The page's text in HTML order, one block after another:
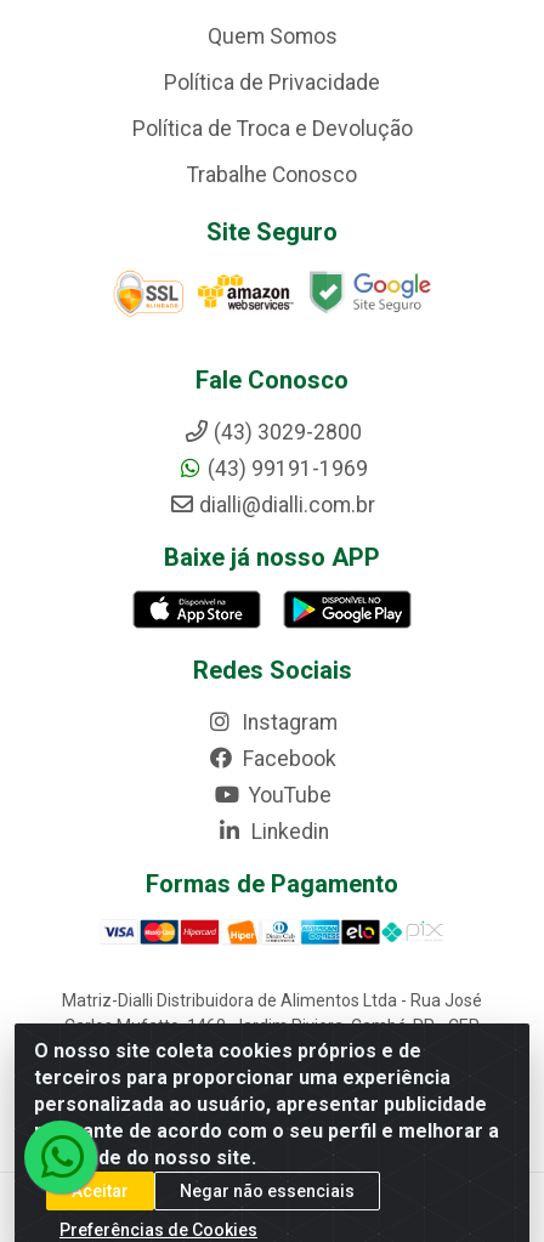
O nosso site coleta cookies próprios e de
terceiros para proporcionar uma experiência
personalizada ao usuário, apresentar publicidade
relevante de acordo com o seu perfil e melhorar a
qualidade do nosso site.
Aceitar
Negar não essenciais
Preferências de Cookies
Quem Somos
Política de Privacidade
Política de Troca e Devolução
Trabalhe Conosco
Site Seguro
Fale Conosco
(43) 3029-2800
(43) 99191-1969
dialli@dialli.com.br
Baixe já nosso APP
Redes Sociais
Instagram
Facebook
YouTube
Linkedin
Formas de Pagamento
Matriz-Dialli Distribuidora de Alimentos Ltda - Rua José
Carlos Mufatto, 1460, Jardim Riviera, Cambé-PR - CEP
86187-025 - CNPJ 02.611.870/0001-22
Filial-Dialli Distribuidora de Alimentos Ltda - Rua Lagoa
Saquarema, 1241 - Morumbi, Cascavel-PR - CEP 85817-
643 - CNPJ 02.611.870/0002-03